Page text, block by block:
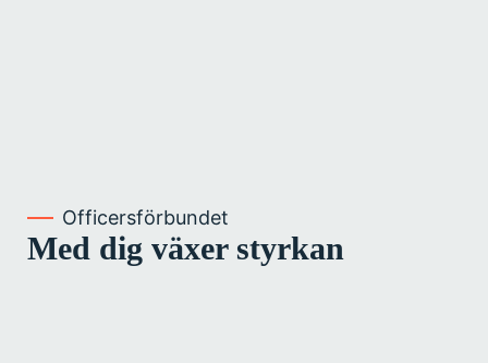
Officersförbundet
Med dig växer styrkan